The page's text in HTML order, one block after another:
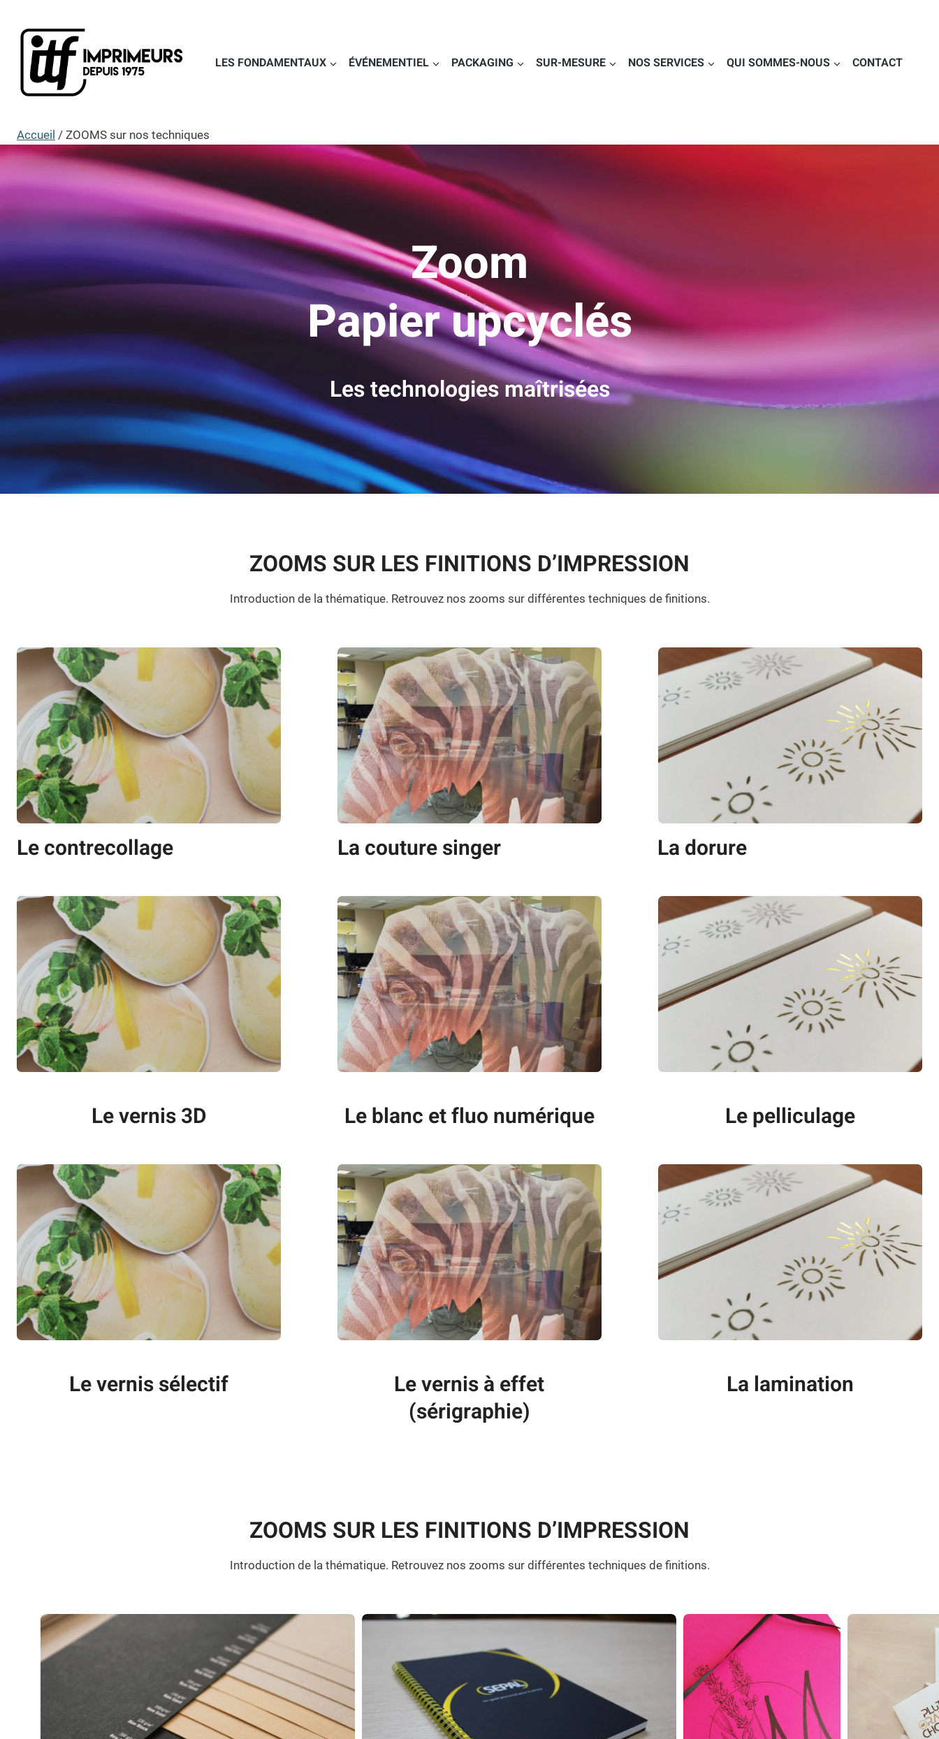
contenu
LES FONDAMENTAUX ÉVÉNEMENTIEL PACKAGING SUR-MESURE NOS SERVICES QUI SOMMES-NOUS CONTACT
Accueil / ZOOMS sur nos techniques
Zoom
Papier upcyclés
Les technologies maîtrisées
ZOOMS SUR LES FINITIONS D’IMPRESSION
Introduction de la thématique. Retrouvez nos zooms sur différentes techniques de finitions.
Le contrecollage La couture singer La dorure
Le vernis 3D Le blanc et fluo numérique Le pelliculage
Le vernis sélectif
Le vernis à effet
(sérigraphie)
La lamination
ZOOMS SUR LES FINITIONS D’IMPRESSION
Introduction de la thématique. Retrouvez nos zooms sur différentes techniques de finitions.